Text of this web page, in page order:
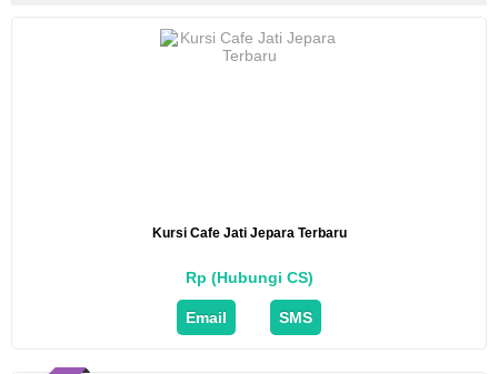
Kursi Cafe Jati Jepara Terbaru
Rp (Hubungi CS)
Email SMS